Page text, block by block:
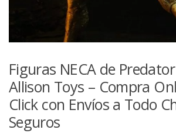
Figuras NECA de
Allison Toys – Compra
Click con Envíos a Todo
Seguros